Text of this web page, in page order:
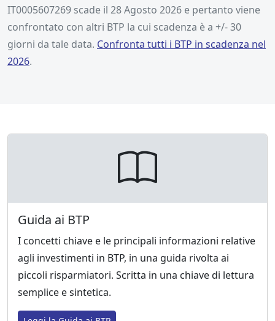
IT0005607269 scade il 28 Agosto 2026 e pertanto viene
confrontato con altri BTP la cui scadenza è a +/- 30
giorni da tale data. Confronta tutti i BTP in scadenza nel
2026.
Guida ai BTP
I concetti chiave e le principali informazioni relative
agli investimenti in BTP, in una guida rivolta ai
piccoli risparmiatori. Scritta in una chiave di lettura
semplice e sintetica.